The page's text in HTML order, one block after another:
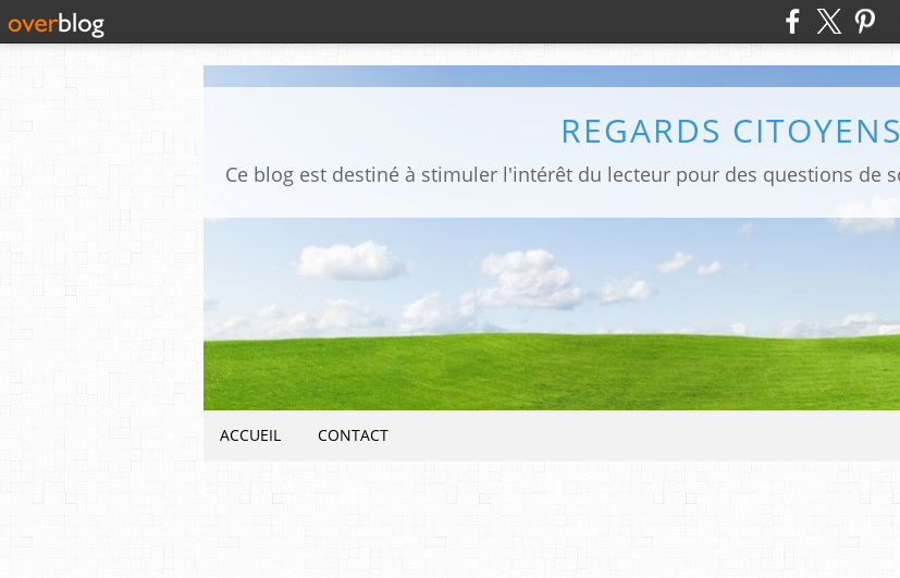
REGARDS CITOYENS
ACCUEIL CONTACT